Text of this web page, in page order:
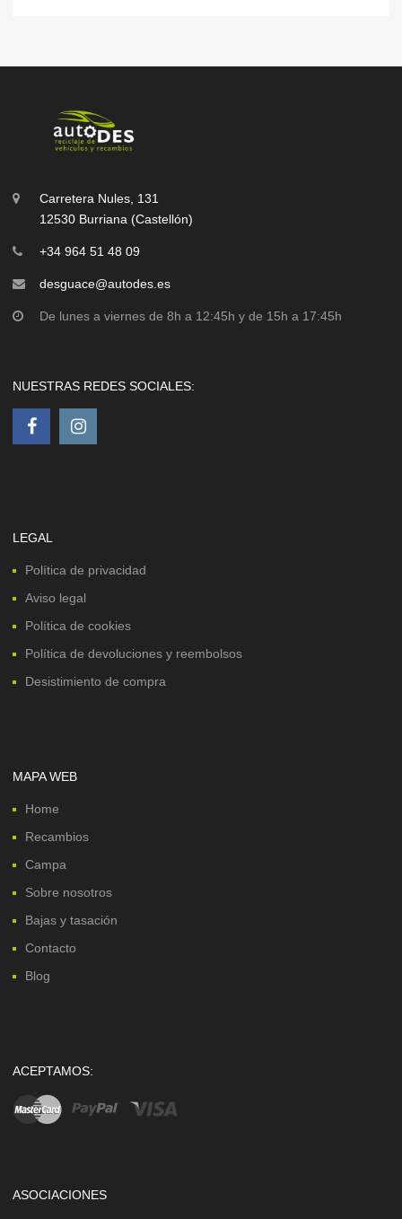
Carretera Nules, 131
12530 Burriana (Castellón)
+34 964 51 48 09
desguace@autodes.es
De lunes a viernes de 8h a 12:45h y de 15h a 17:45h
NUESTRAS REDES SOCIALES:
LEGAL
Política de privacidad
Aviso legal
Política de cookies
Política de devoluciones y reembolsos
Desistimiento de compra
MAPA WEB
Home
Recambios
Campa
Sobre nosotros
Bajas y tasación
Contacto
Blog
ACEPTAMOS:
ASOCIACIONES